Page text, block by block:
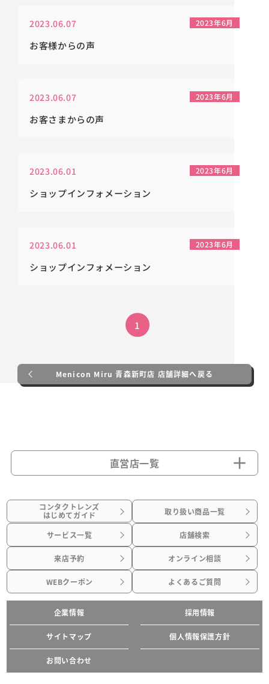
2023.06.07 2023年6月
お客様からの声
2023.06.07 2023年6月
お客さまからの声
2023.06.01 2023年6月
ショップインフォメーション
2023.06.01 2023年6月
ショップインフォメーション
1
Menicon Miru 青森新町店 店舗詳細へ戻る
直営店一覧
コンタクトレンズ
はじめてガイド 取り扱い商品一覧
サービス一覧 店舗検索
来店予約 オンライン相談
WEBクーポン よくあるご質問
企業情報 採用情報
サイトマップ 個人情報保護方針
お問い合わせ